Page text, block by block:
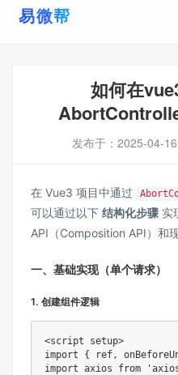
如何在
发布于： 2025-04-16
在 Vue3 项目中通过
可以通过以下 结构化步骤 实
API（Composition API）和
一、基础实现（单个请求）
1. 创建组件逻辑
<script setup>
import { ref,
import axios from